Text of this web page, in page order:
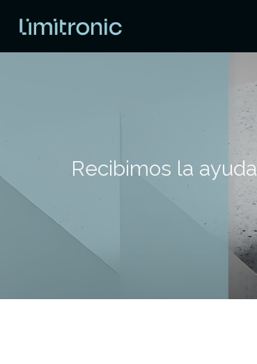
Recibimos la